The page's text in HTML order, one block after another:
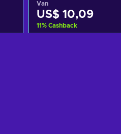
Van
US$ 10,09
11% Cashback